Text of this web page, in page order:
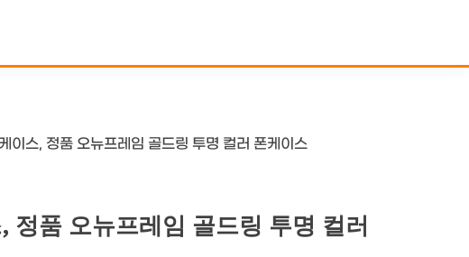
이스, 정품 오뉴프레임 골드링 투명 컬러 폰케이스
품 오뉴프레임 골드링 투명 컬러